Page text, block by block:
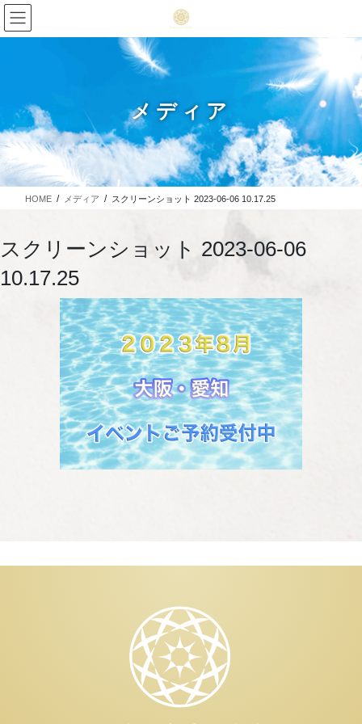
メディア
HOME メディア スクリーンショット 2023-06-06 10.17.25
スクリーンショット 2023-06-06
10.17.25